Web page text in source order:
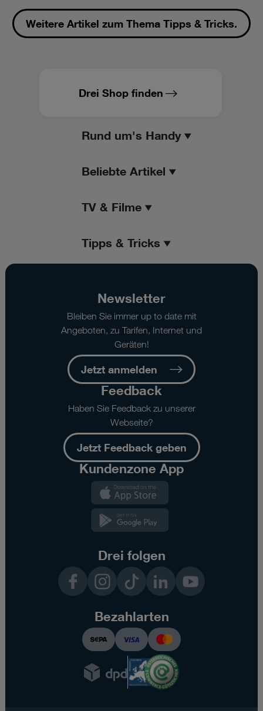
Weitere Artikel zum Thema Tipps & Tricks.
Drei Shop finden
Rund um's Handy
Beliebte Artikel
TV & Filme
Tipps & Tricks
Newsletter
Bleiben Sie immer up to date mit
Angeboten, zu Tarifen, Internet und
Geräten!
Jetzt anmelden
Feedback
Haben Sie Feedback zu unserer
Webseite?
Jetzt Feedback geben
Kundenzone App
Drei folgen
InstagramTikTok LinkedInYouTube
Bezahlarten